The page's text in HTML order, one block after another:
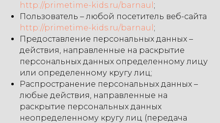
http://primetime-kids.ru/barnaul ;
Пользователь – любой посетитель веб-сайта
http://primetime-kids.ru/barnaul ;
Предоставление персональных данных –
действия, направленные на раскрытие
персональных данных определенному лицу
или определенному кругу лиц;
Распространение персональных данных –
любые действия, направленные на
раскрытие персональных данных
неопределенному кругу лиц (передача